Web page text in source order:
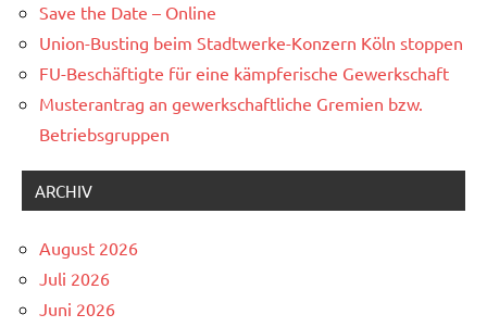
Save the Date – Online
Union-Busting beim Stadtwerke-Konzern Köln stoppen
FU-Beschäftigte für eine kämpferische Gewerkschaft
Musterantrag an gewerkschaftliche Gremien bzw.
Betriebsgruppen
ARCHIV
August 2026
Juli 2026
Juni 2026